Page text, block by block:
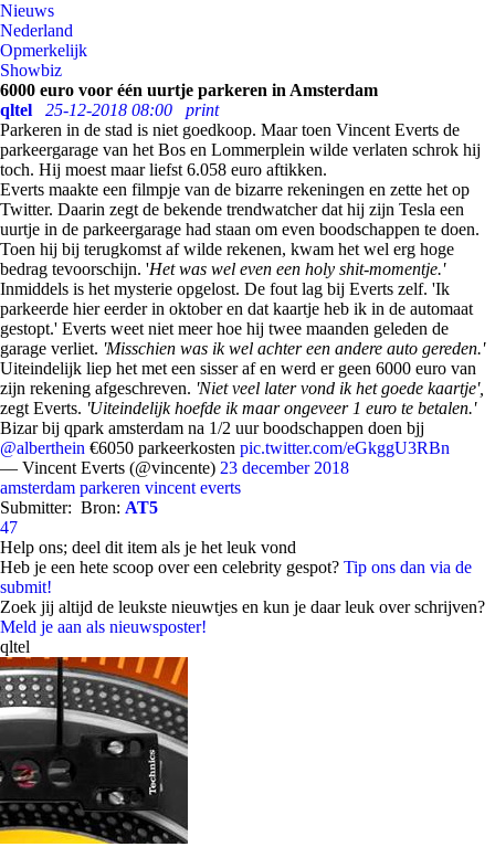
Nieuws
Nederland
Opmerkelijk
Showbiz
6000 euro voor één uurtje parkeren in Amsterdam
qltel
25-12-2018 08:00
print
Parkeren in de stad is niet goedkoop. Maar toen Vincent Everts de
parkeergarage van het Bos en Lommerplein wilde verlaten schrok hij
toch. Hij moest maar liefst 6.058 euro aftikken.
Everts maakte een filmpje van de bizarre rekeningen en zette het op
Twitter. Daarin zegt de bekende trendwatcher dat hij zijn Tesla een
uurtje in de parkeergarage had staan om even boodschappen te doen.
Toen hij bij terugkomst af wilde rekenen, kwam het wel erg hoge
bedrag tevoorschijn. 'Het was wel even een holy shit-momentje.'
Inmiddels is het mysterie opgelost. De fout lag bij Everts zelf. 'Ik
parkeerde hier eerder in oktober en dat kaartje heb ik in de automaat
gestopt.' Everts weet niet meer hoe hij twee maanden geleden de
garage verliet. 'Misschien was ik wel achter een andere auto gereden.'
Uiteindelijk liep het met een sisser af en werd er geen 6000 euro van
zijn rekening afgeschreven. 'Niet veel later vond ik het goede kaartje',
zegt Everts. 'Uiteindelijk hoefde ik maar ongeveer 1 euro te betalen.'
Bizar bij qpark amsterdam na 1/2 uur boodschappen doen bjj
@alberthein €6050 parkeerkosten pic.twitter.com/eGkggU3RBn
— Vincent Everts (@vincente) 23 december 2018
amsterdam parkeren vincent everts
Submitter: Bron: AT5
47
Help ons; deel dit item als je het leuk vond
Heb je een hete scoop over een celebrity gespot? Tip ons dan via de
submit!
Zoek jij altijd de leukste nieuwtjes en kun je daar leuk over schrijven?
Meld je aan als nieuwsposter!
qltel